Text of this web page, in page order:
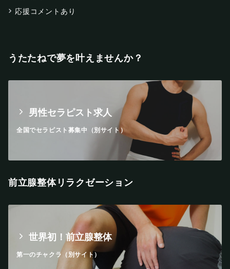
応援コメントあり
うたたねで夢を叶えませんか？
男性セラピスト求人
全国でセラピスト募集中（別サイト）
前立腺整体リラクゼーション
世界初！前立腺整体
第一のチャクラ（別サイト）